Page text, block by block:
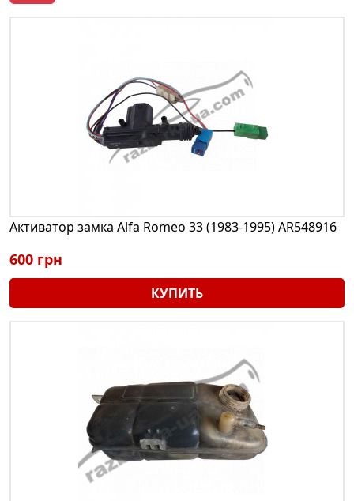
Активатор замка Alfa Romeo 33 (1983-1995) AR548916
600 грн
КУПИТЬ